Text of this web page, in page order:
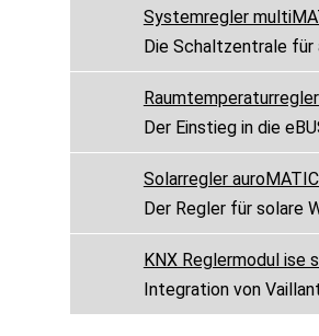
Systemregler
Die Schaltzentrale
Der Einstieg in die
Solarregler
Der Regler für solare
KNX Reglermodul ise
Integration von